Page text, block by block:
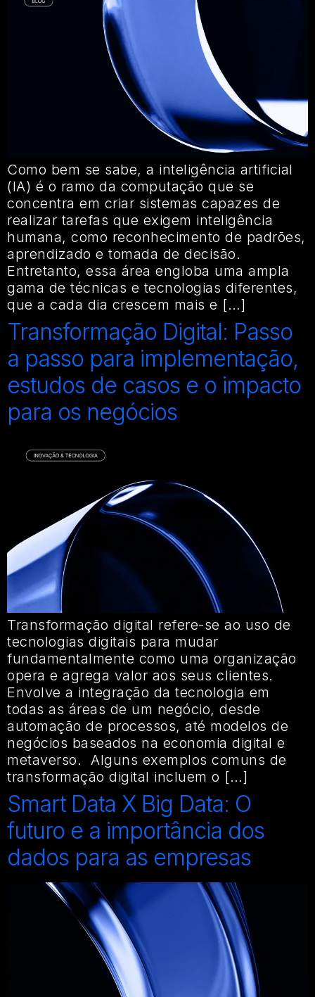
Como bem se sabe, a inteligência artificial
(IA) é o ramo da computação que se
concentra em criar sistemas capazes de
realizar tarefas que exigem inteligência
humana, como reconhecimento de padrões,
aprendizado e tomada de decisão.
Entretanto, essa área engloba uma ampla
gama de técnicas e tecnologias diferentes,
que a cada dia crescem mais e […]
Transformação Digital: Passo
a passo para implementação,
estudos de casos e o impacto
para os negócios
Transformação digital refere-se ao uso de
tecnologias digitais para mudar
fundamentalmente como uma organização
opera e agrega valor aos seus clientes.
Envolve a integração da tecnologia em
todas as áreas de um negócio, desde
automação de processos, até modelos de
negócios baseados na economia digital e
metaverso. Alguns exemplos comuns de
transformação digital incluem o […]
Smart Data X Big Data: O
futuro e a importância dos
dados para as empresas